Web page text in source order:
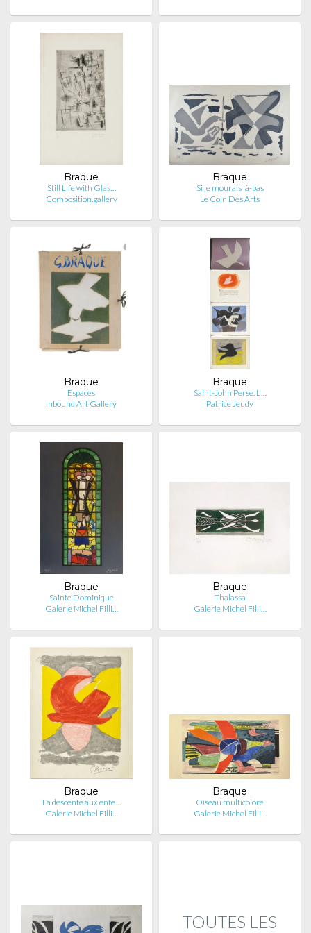
Braque
Still Life with Glas…
Composition.gallery
Braque
Si je mourais là-bas
Le Coin Des Arts
Braque
Espaces
Inbound Art Gallery
Braque
Saint-John Perse. L'…
Patrice Jeudy
Braque
Sainte Dominique
Galerie Michel Filli…
Braque
Thalassa
Galerie Michel Filli…
Braque
La descente aux enfe…
Galerie Michel Filli…
Braque
Oiseau multicolore
Galerie Michel Filli…
TOUTES LES